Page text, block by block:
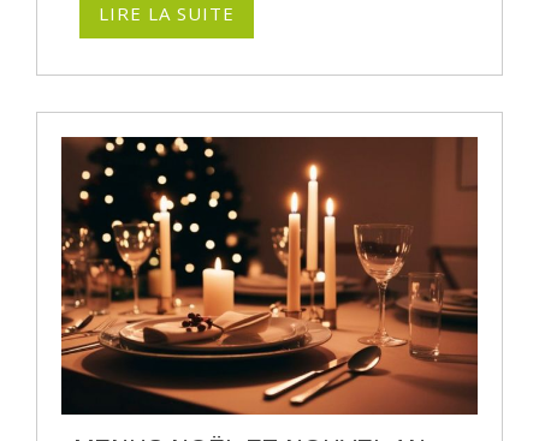
LIRE LA SUITE